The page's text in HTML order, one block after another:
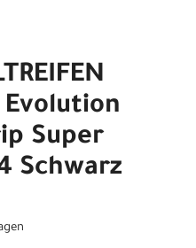
Evolution
Super
Schwarz